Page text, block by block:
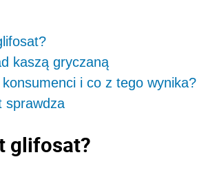
kaszą gryczaną
i co z tego wynika?
sprawdza
glifosat?